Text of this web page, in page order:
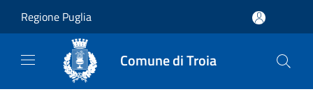
Regione Puglia
Comune di Troia